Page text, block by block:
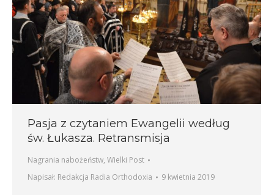
Pasja z czytaniem Ewangelii według
św. Łukasza. Retransmisja
Nagrania nabożeństw, Wielki Post
Napisał: Redakcja Radia Orthodoxia 9 kwietnia 2019